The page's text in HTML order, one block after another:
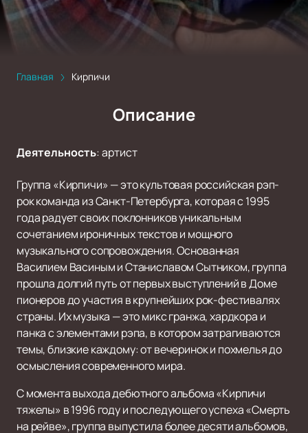
Главная Кирпичи
Описание
Деятельность:артист
Группа «Кирпичи» — это культовая российская рэп-
рок команда из Санкт-Петербурга, которая с 1995
года радует своих поклонников уникальным
сочетанием ироничных текстов и мощного
музыкального сопровождения. Основанная
Василием Васиным и Станиславом Сытником, группа
прошла долгий путь от первых выступлений в Доме
пионеров до участия в крупнейших рок-фестивалях
страны. Их музыка — это микс гранжа, хардкора и
панка с элементами рэпа, в котором затрагиваются
темы, близкие каждому: от вечеринок и похмелья до
осмысления современного мира.
С момента выхода дебютного альбома «Кирпичи
тяжелы» в 1996 году и последующего успеха «Смерть
на рейве», группа выпустила более десяти альбомов,